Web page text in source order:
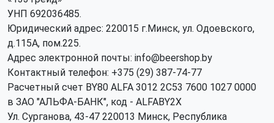
УНП 692036485​.
Юридический адрес: 220015 г.Минск, ул. Одоевского,
д.115А, пом.225.
Адрес электронной почты: info@beershop.by
Контактный телефон: +375 (29) 387-74-77
Расчетный счет BY80 ALFA 3012 2C53 7600 1027 0000
в ЗАО "АЛЬФА-БАНК", код - ALFABY2X
Ул. Сурганова, 43-47 220013 Минск, Республика